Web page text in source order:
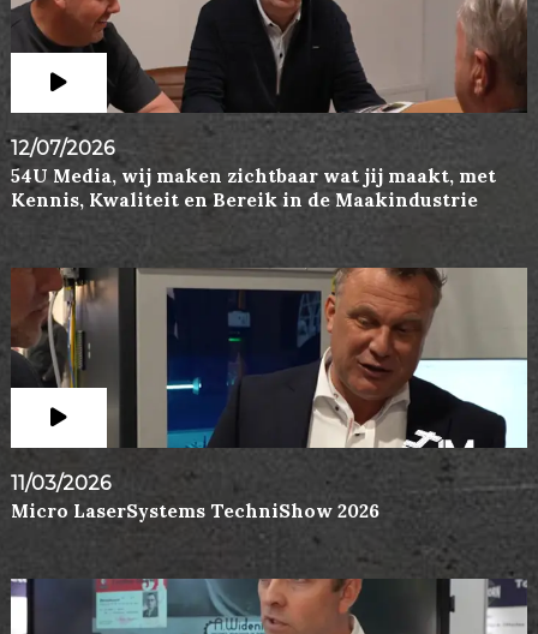
12/07/2026
54U Media, wij maken zichtbaar wat jij maakt, met
Kennis, Kwaliteit en Bereik in de Maakindustrie
11/03/2026
Micro LaserSystems TechniShow 2026